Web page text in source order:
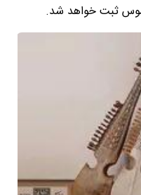
ثبت خواهد شد.